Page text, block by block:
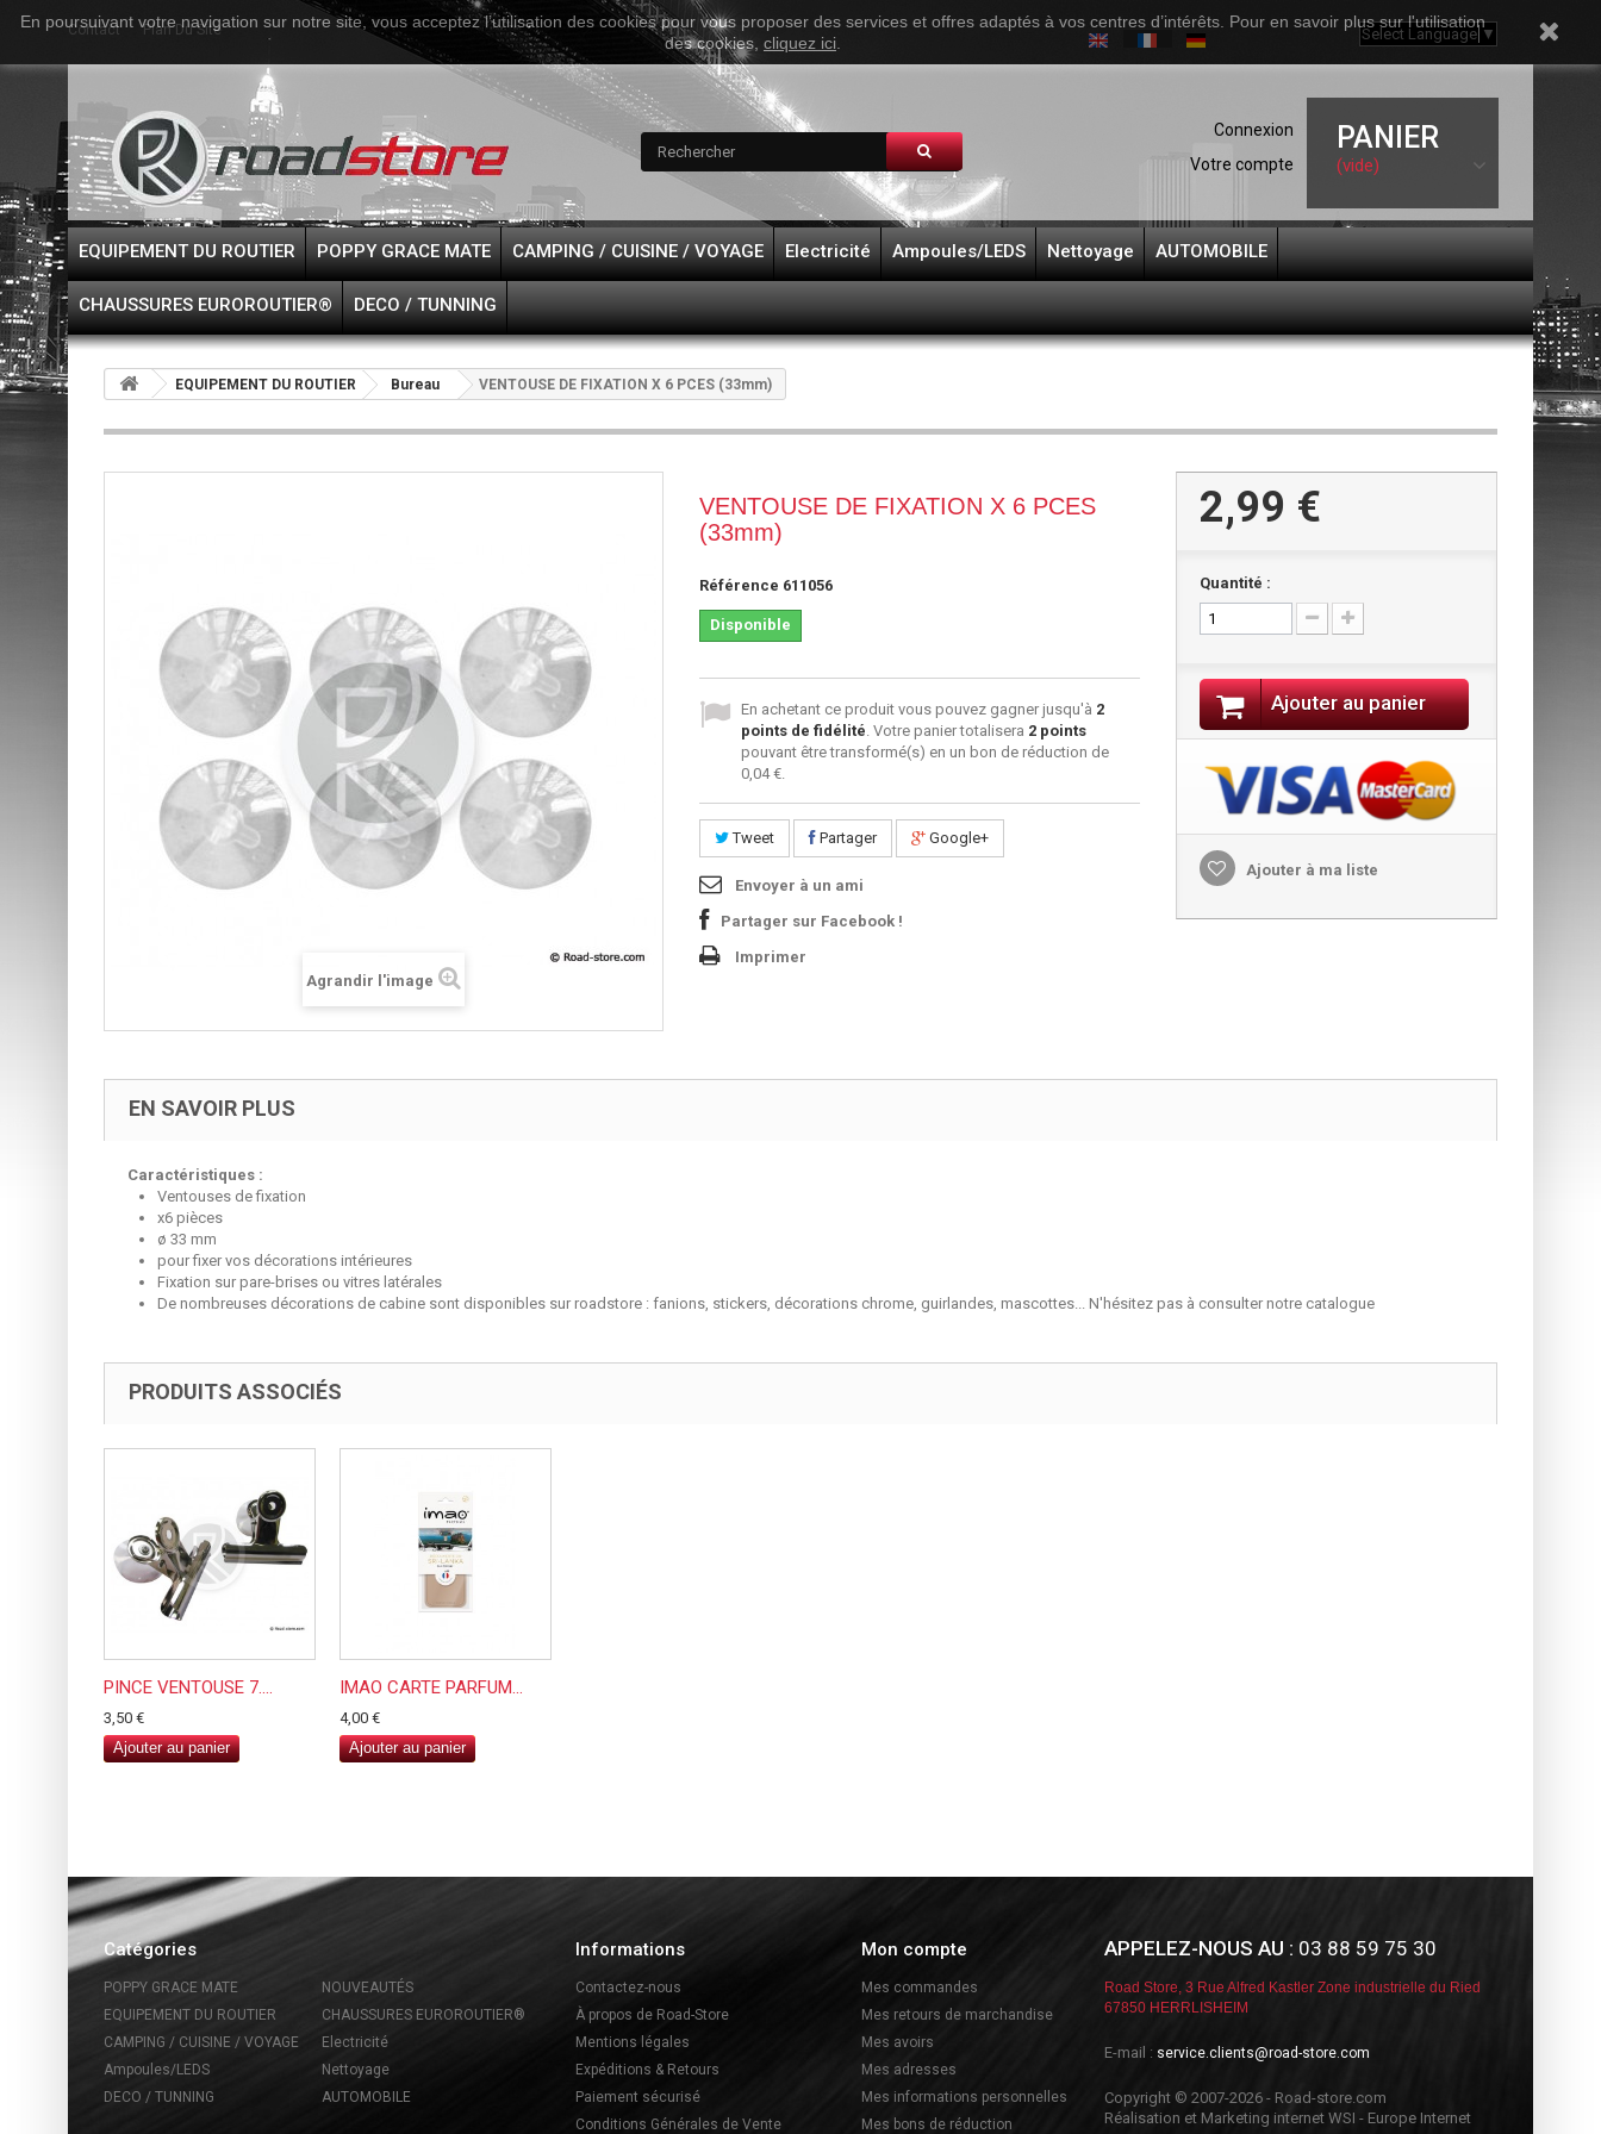
Contact Plan Du Site Select Language ▼
Connexion
Votre compte
PANIER
(vide)
EQUIPEMENT DU ROUTIER POPPY GRACE MATE CAMPING / CUISINE / VOYAGE Electricité Ampoules/LEDS Nettoyage AUTOMOBILE
CHAUSSURES EUROROUTIER® DECO / TUNNING
EQUIPEMENT DU ROUTIER Bureau VENTOUSE DE FIXATION X 6 PCES (33mm)
Agrandir l'image
VENTOUSE DE FIXATION X 6 PCES
(33mm)
Référence 611056
Disponible
En achetant ce produit vous pouvez gagner jusqu'à 2
points de fidélité . Votre panier totalisera 2 points
pouvant être transformé(s) en un bon de réduction de
0,04 €
Tweet Partager Google+
Envoyer à un ami
Partager sur Facebook !
Imprimer
2,99 €
Quantité :
Ajouter au panier
Ajouter à ma liste
EN SAVOIR PLUS
Caractéristiques :
Ventouses de fixation
x6 pièces
ø 33 mm
pour fixer vos décorations intérieures
Fixation sur pare-brises ou vitres latérales
De nombreuses décorations de cabine sont disponibles sur roadstore : fanions, stickers, décorations chrome, guirlandes, mascottes... N'hésitez pas à consulter notre catalogue
PRODUITS ASSOCIÉS
PINCE VENTOUSE 7....
3,50 €
Ajouter au panier
IMAO CARTE PARFUM...
4,00 €
Ajouter au panier
Catégories
POPPY GRACE MATE
NOUVEAUTÉS
EQUIPEMENT DU ROUTIER
CHAUSSURES EUROROUTIER®
CAMPING / CUISINE / VOYAGE
Electricité
Ampoules/LEDS
Nettoyage
DECO / TUNNING
AUTOMOBILE
Informations
Contactez-nous
À propos de Road-Store
Mentions légales
Expéditions & Retours
Paiement sécurisé
Conditions Générales de Vente
Mon compte
Mes commandes
Mes retours de marchandise
Mes avoirs
Mes adresses
Mes informations personnelles
Mes bons de réduction
APPELEZ-NOUS AU : 03 88 59 75 30
Road Store, 3 Rue Alfred Kastler Zone industrielle du Ried
67850 HERRLISHEIM
E-mail : service.clients@road-store.com
Copyright © 2007-2026 - Road-store.com
Réalisation et Marketing internet WSI - Europe Internet
En poursuivant votre navigation sur notre site, vous acceptez l’utilisation des cookies pour vous proposer des services et offres adaptés à vos centres d’intérêts. Pour en savoir plus sur l'utilisation
des cookies, cliquez ici